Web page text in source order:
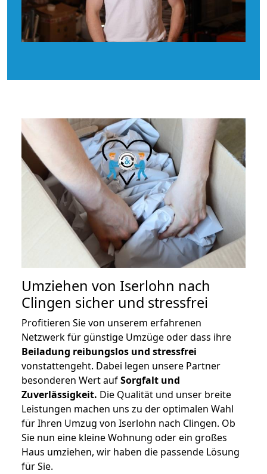
Umziehen von Iserlohn nach
Clingen sicher und stressfrei
Profitieren Sie von unserem erfahrenen
Netzwerk für günstige Umzüge oder dass ihre
Beiladung reibungslos und stressfrei
vonstattengeht. Dabei legen unsere Partner
besonderen Wert aufSorgfalt und
Zuverlässigkeit. Die Qualität und unser breite
Leistungen machen uns zu der optimalen Wahl
für Ihren Umzug von Iserlohn nach Clingen. Ob
Sie nun eine kleine Wohnung oder ein großes
Haus umziehen, wir haben die passende Lösung
für Sie.